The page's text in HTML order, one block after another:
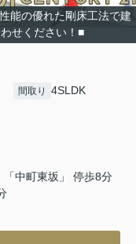
能の優れた剛床工法で建
せください！■
間取り 4SLDK
「中町東坂」 停歩8分